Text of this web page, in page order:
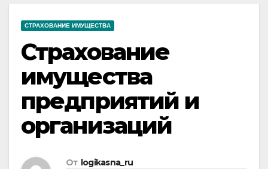
СТРАХОВАНИЕ ИМУЩЕСТВА
Страхование
имущества
предприятий и
организаций
От logikasna_ru